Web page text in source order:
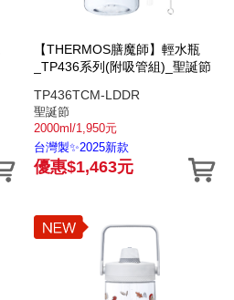
【THERMOS膳魔師】輕水瓶
_TP436系列(附吸管組)_聖誕節
TP436TCM-LDDR
聖誕節
2000ml/1,950元
台灣製✨2025新款
優惠$1,463元